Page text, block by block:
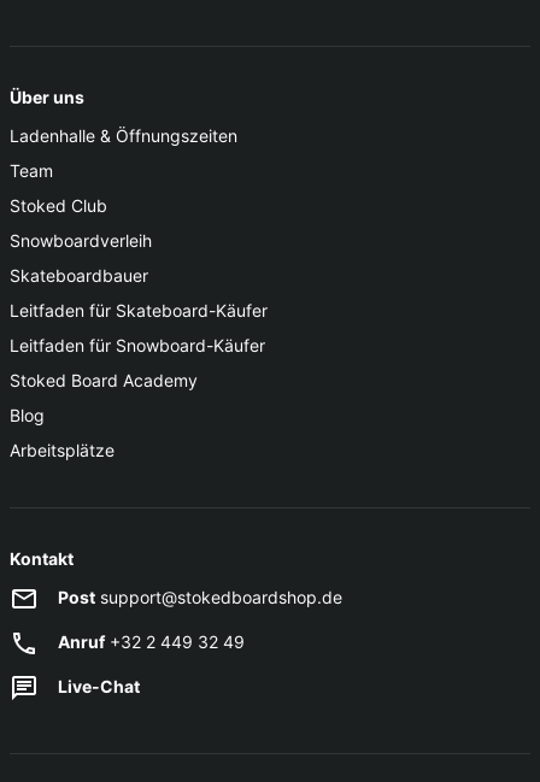
Über uns
Ladenhalle & Öffnungszeiten
Team
Stoked Club
Snowboardverleih
Skateboardbauer
Leitfaden für Skateboard-Käufer
Leitfaden für Snowboard-Käufer
Stoked Board Academy
Blog
Arbeitsplätze
Kontakt
Post support@stokedboardshop.de
Anruf+32 2 449 32 49
Live-Chat